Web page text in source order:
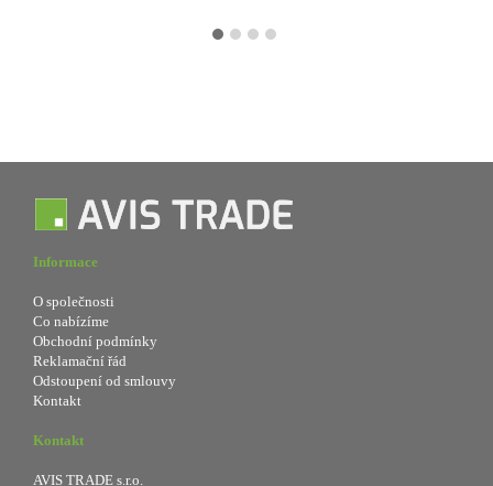
Informace
O společnosti
Co nabízíme
Obchodní podmínky
Reklamační řád
Odstoupení od smlouvy
Kontakt
Kontakt
AVIS TRADE s.r.o.